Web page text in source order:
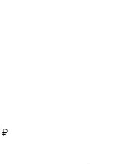
₽